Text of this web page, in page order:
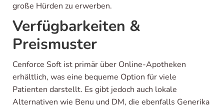
große Hürden zu erwerben.
Verfügbarkeiten &
Preismuster
Cenforce Soft ist primär über Online-Apotheken
erhältlich, was eine bequeme Option für viele
Patienten darstellt. Es gibt jedoch auch lokale
Alternativen wie Benu und DM, die ebenfalls Generika